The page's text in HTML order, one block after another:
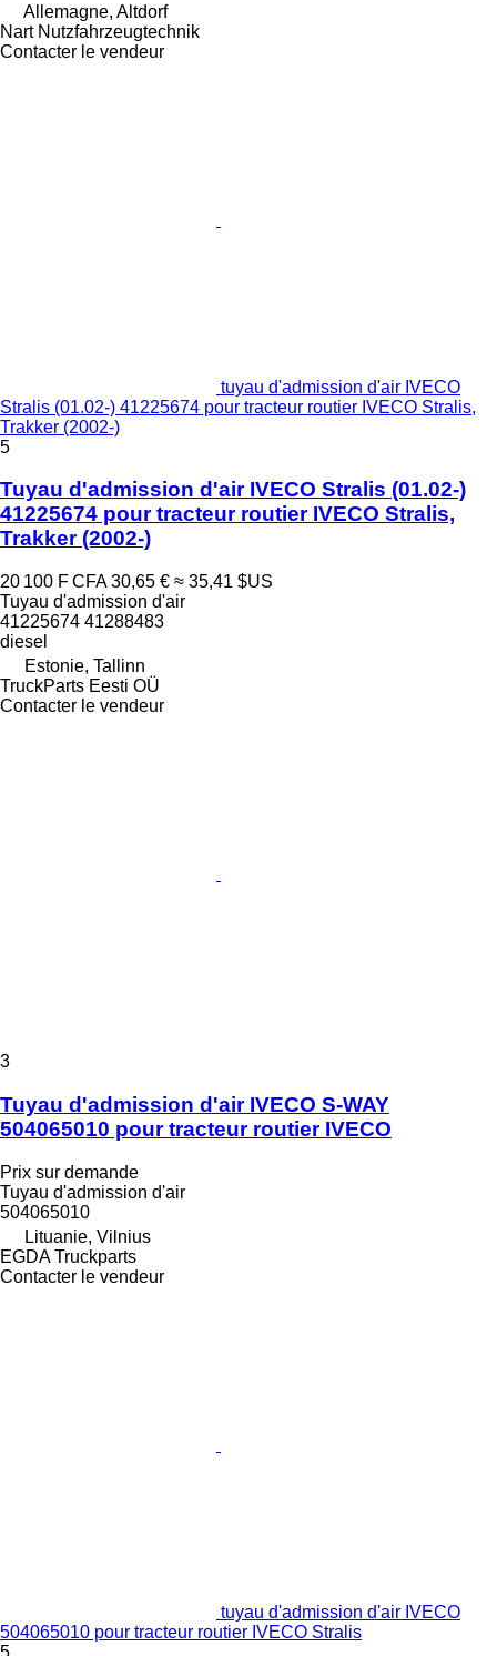
Allemagne, Altdorf
Nart Nutzfahrzeugtechnik
Contacter le vendeur
tuyau d'admission d'air IVECO
Stralis (01.02-) 41225674 pour tracteur routier IVECO Stralis,
Trakker (2002-)
5
Tuyau d'admission d'air IVECO Stralis (01.02-)
41225674 pour tracteur routier IVECO Stralis,
Trakker (2002-)
20 100 F CFA 30,65 € ≈ 35,41 $US
Tuyau d'admission d'air
41225674 41288483
diesel
Estonie, Tallinn
TruckParts Eesti OÜ
Contacter le vendeur
3
Tuyau d'admission d'air IVECO S-WAY
504065010 pour tracteur routier IVECO
Prix sur demande
Tuyau d'admission d'air
504065010
Lituanie, Vilnius
EGDA Truckparts
Contacter le vendeur
tuyau d'admission d'air IVECO
504065010 pour tracteur routier IVECO Stralis
5